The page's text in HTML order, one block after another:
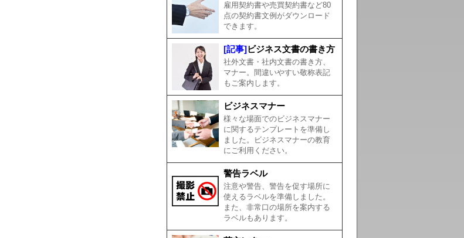
雇用契約書や売買契約書など80
点の契約書文例がダウンロード
できます。
[記事] ビジネス文書の書き方
社外文書・社内文書の書き方、
マナー。間違いやすい敬称表記
もご案内します。
ビジネスマナー
様々な場面でのビジネスマナー
に関するテンプレートを準備し
ました。ビジネスマナーの教育
にご利用ください。
警告ラベル
注意や警告、警告を促す場所に
使えるラベルを準備しました。
また、非常口の場所を案内する
ラベルもあります。